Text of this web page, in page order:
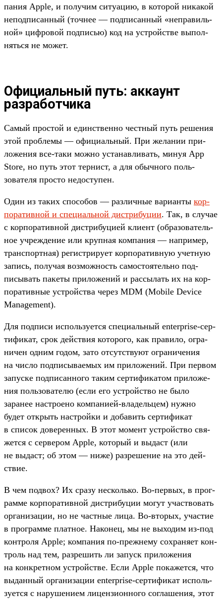
пания Apple, и получим ситу­ацию, в которой никакой
непод­писан­ный (точ­нее — под­писан­ный «неп­равиль­
ной» циф­ровой под­писью) код на устрой­стве выпол­
нять­ся не может.
Официальный путь: аккаунт
разработчика
Са­мый прос­той и единс­твен­но чес­тный путь решения
этой проб­лемы — офи­циаль­ный. При желании при­
ложе­ния все‑таки мож­но уста­нав­ливать, минуя App
Store, но путь этот тер­нист, а для обыч­ного поль­
зовате­ля прос­то недос­тупен.
Один из таких спо­собов — раз­личные вари­анты кор­
поратив­ной и спе­циаль­ной дис­три­буции. Так, в слу­чае
с кор­поратив­ной дис­три­буци­ей кли­ент (обра­зова­тель­
ное учрежде­ние или круп­ная ком­пания — нап­ример,
тран­спортная) регис­три­рует кор­поратив­ную учет­ную
запись, получая воз­можность самос­тоятель­но под­
писывать пакеты при­ложе­ний и рас­сылать их на кор­
поратив­ные устрой­ства через MDM (Mobile Device
Management).
Для под­писи исполь­зует­ся спе­циаль­ный enterprise-сер­
тификат, срок дей­ствия которо­го, как пра­вило, огра­
ничен одним годом, зато отсутс­тву­ют огра­ниче­ния
на чис­ло под­писыва­емых им при­ложе­ний. При пер­вом
запус­ке под­писан­ного таким сер­тифика­том при­ложе­
ния поль­зовате­лю (если его устрой­ство не было
заранее нас­тро­ено ком­пани­ей‑вла­дель­цем) нуж­но
будет открыть нас­трой­ки и добавить сер­тификат
в спи­сок доверен­ных. В этот момент устрой­ство свя­
жет­ся с сер­вером Apple, который и выдаст (или
не выдаст; об этом — ниже) раз­решение на это дей­
ствие.
В чем под­вох? Их сра­зу нес­коль­ко. Во‑пер­вых, в прог­
рамме кор­поратив­ной дис­три­буции могут учас­тво­вать
орга­низа­ции, но не час­тные лица. Во‑вто­рых, учас­тие
в прог­рамме плат­ное. Наконец, мы не выходим из‑под
кон­тро­ля Apple; ком­пания по‑преж­нему сох­раня­ет кон­
троль над тем, раз­решить ли запуск при­ложе­ния
на кон­крет­ном устрой­стве. Если Apple покажет­ся, что
выдан­ный орга­низа­ции enterprise-сер­тификат исполь­
зует­ся с наруше­нием лицен­зион­ного сог­лашения, этот